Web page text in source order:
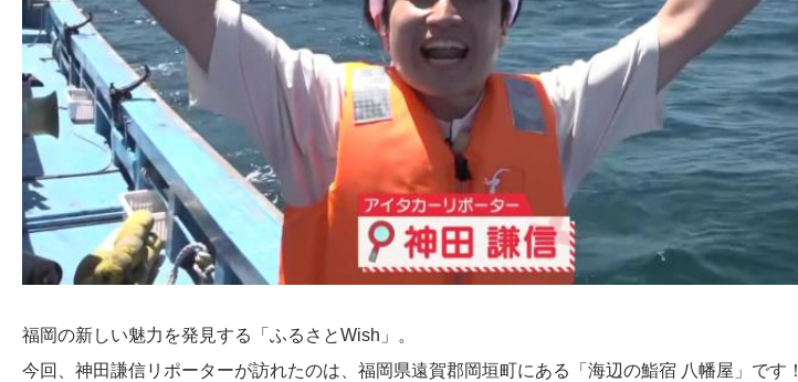
福岡の新しい魅力を発見する「ふるさとWish」。
今回、神田謙信リポーターが訪れたのは、福岡県遠賀郡岡垣町にある「海辺の鮨宿 八幡屋」です！